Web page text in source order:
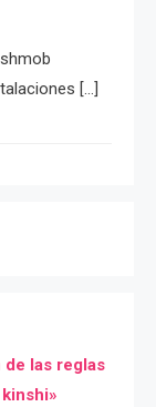
[…]
de las reglas